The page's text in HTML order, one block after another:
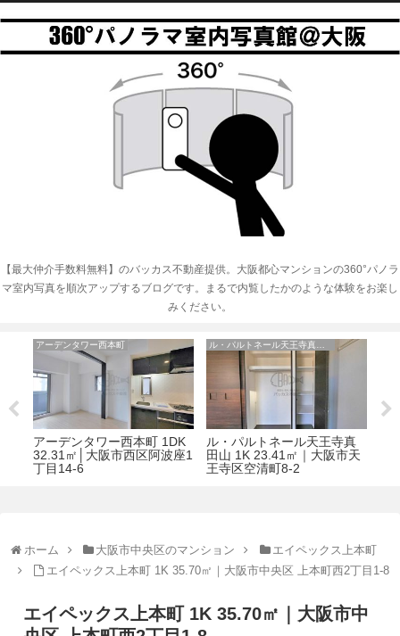
【最大仲介手数料無料】のバッカス不動産提供。大阪都心マンションの360°パノラ
マ室内写真を順次アップするブログです。まるで内覧したかのような体験をお楽し
みください。
アーデンタワー西本町
アーデンタワー西本町 1DK
32.31㎡│大阪市西区阿波座1
丁目14-6
ル・パルトネール天王寺真田山
ル・パルトネール天王寺真
田山 1K 23.41㎡｜大阪市天
王寺区空清町8-2
ホーム 大阪市中央区のマンション
エイペックス上本町
エイペックス上本町 1K 35.70㎡｜大阪市中央区 上本町西2丁目1-8
エイペックス上本町 1K 35.70㎡｜大阪市中